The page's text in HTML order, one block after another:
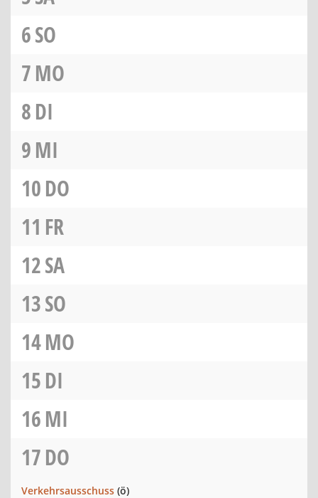
6SO
7MO
8DI
9MI
10DO
11 FR
12SA
13SO
14MO
15DI
16MI
17DO
Verkehrsausschuss (ö)